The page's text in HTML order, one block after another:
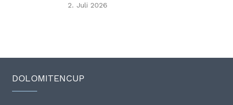
2. Juli 2026
DOLOMITENCUP